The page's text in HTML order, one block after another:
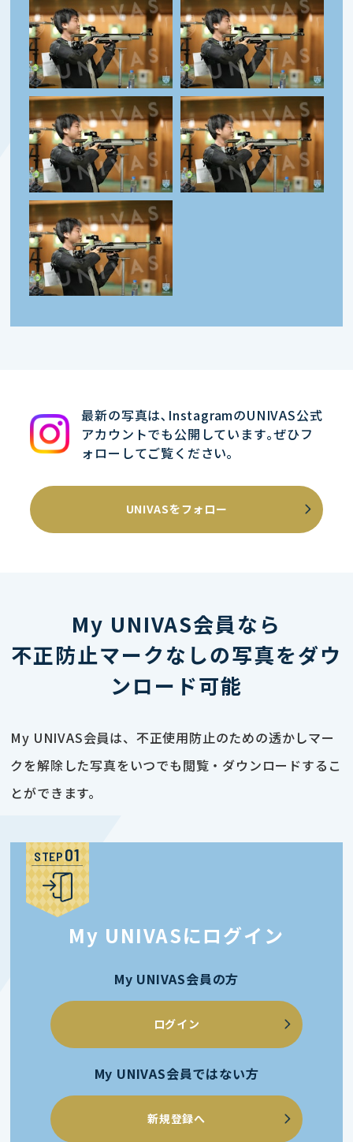
最新の写真は､InstagramのUNIVAS公式
アカウントでも公開しています｡ぜひフ
ォローしてご覧ください｡
UNIVASをフォロー
My UNIVAS会員なら
不正防止マークなしの写真をダウ
ンロード可能
My UNIVAS会員は、不正使用防止のための透かしマー
クを解除した写真をいつでも閲覧・ダウンロードするこ
とができます。
STEP
My UNIVASにログイン
My UNIVAS会員の方
ログイン
My UNIVAS会員ではない方
新規登録へ